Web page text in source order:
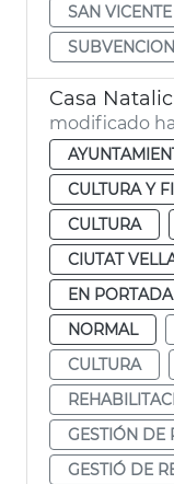
SAN
Casa
modificado
CULTURA Y
CULTURA
CIUTAT
EN PORTADA
NORMAL
CULTURA
GESTIÓN DE
GESTIÓ DE